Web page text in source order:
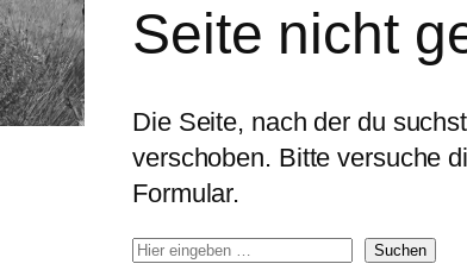
Seite nicht
Die Seite, nach der du
verschoben. Bitte versuche
Formular.
S
Suchen